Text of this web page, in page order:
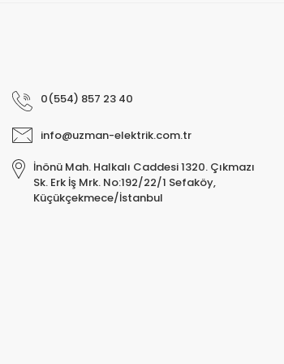
0(554) 857 23 40
info@uzman-elektrik.com.tr
İnönü Mah. Halkalı Caddesi 1320. Çıkmazı
Sk. Erk İş Mrk. No:192/22/1 Sefaköy,
Küçükçekmece/İstanbul